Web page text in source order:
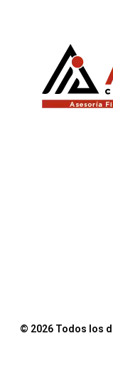
© 2026 Todos los